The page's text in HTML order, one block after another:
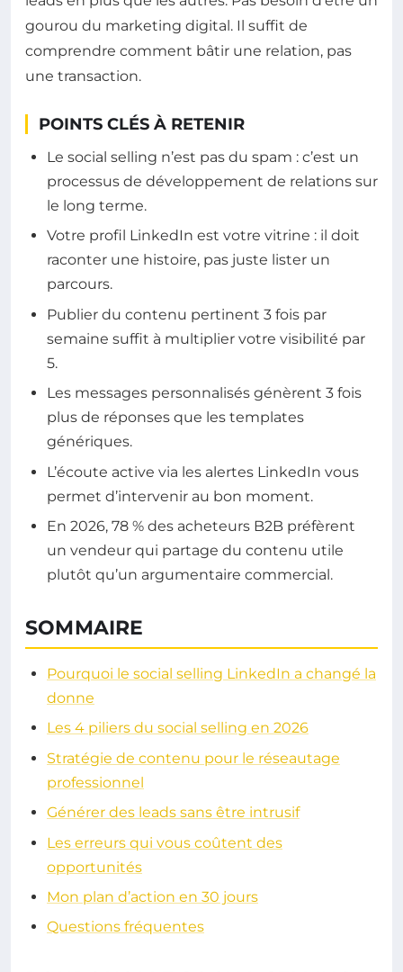
gourou du marketing digital. Il suffit de
comprendre comment bâtir une relation, pas
une transaction.
POINTS CLÉS À RETENIR
Le social selling n’est pas du spam : c’est un
processus de développement de relations sur
le long terme.
Votre profil LinkedIn est votre vitrine : il doit
raconter une histoire, pas juste lister un
parcours.
Publier du contenu pertinent 3 fois par
semaine suffit à multiplier votre visibilité par
5.
Les messages personnalisés génèrent 3 fois
plus de réponses que les templates
génériques.
L’écoute active via les alertes LinkedIn vous
permet d’intervenir au bon moment.
En 2026, 78 % des acheteurs B2B préfèrent
un vendeur qui partage du contenu utile
plutôt qu’un argumentaire commercial.
SOMMAIRE
Pourquoi le social selling LinkedIn a changé la
donne
Les 4 piliers du social selling en 2026
Stratégie de contenu pour le réseautage
professionnel
Générer des leads sans être intrusif
Les erreurs qui vous coûtent des
opportunités
Mon plan d’action en 30 jours
Questions fréquentes